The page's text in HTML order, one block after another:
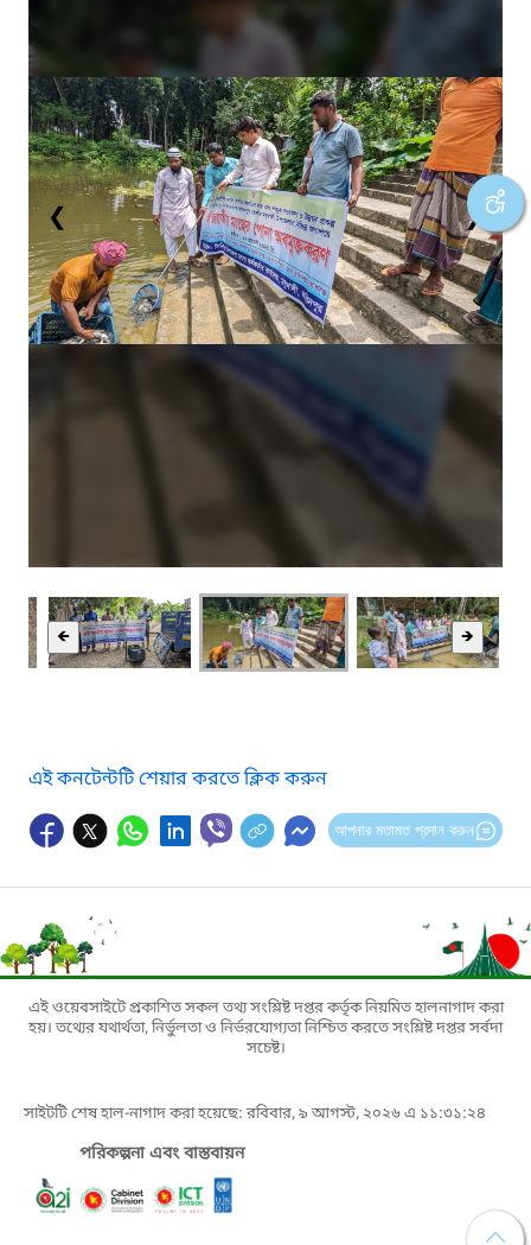
❮ ❯
🡸 🡺
এই কনটেন্টটি শেয়ার করতে ক্লিক করুন
আপনার মতামত প্রদান করুন
এই ওয়েবসাইটে প্রকাশিত সকল তথ্য সংশ্লিষ্ট দপ্তর কর্তৃক নিয়মিত হালনাগাদ করা
হয়। তথ্যের যথার্থতা, নির্ভুলতা ও নির্ভরযোগ্যতা নিশ্চিত করতে সংশ্লিষ্ট দপ্তর সর্বদা
সচেষ্ট।
সাইটটি শেষ হাল-নাগাদ করা হয়েছে: রবিবার, ৯ আগস্ট, ২০২৬ এ ১১:৩১:২৪
পরিকল্পনা এবং বাস্তবায়ন